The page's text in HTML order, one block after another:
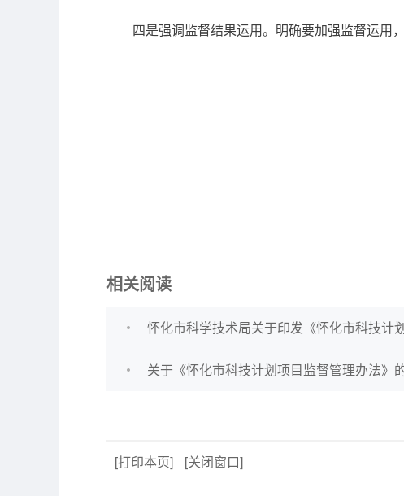
四是强调监督结果运用。明确要加强监督运用
相关阅读
怀化市科学技术局关于印发《怀化市科技计
关于《怀化市科技计划项目监督管理办法》
[打印本页] [关闭窗口]